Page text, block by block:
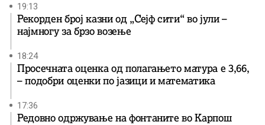
19:13
Рекорден број казни од „Сејф сити“ во јули –
најмногу за брзо возење
18:24
Просечната оценка од полагањето матура е 3,66,
– подобри оценки по јазици и математика
17:36
Редовно одржување на фонтаните во Карпош